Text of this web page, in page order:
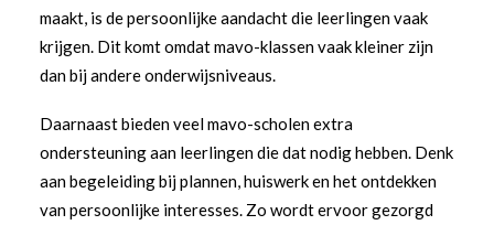
maakt, is de persoonlijke aandacht die leerlingen vaak
krijgen. Dit komt omdat mavo-klassen vaak kleiner zijn
dan bij andere onderwijsniveaus.
Daarnaast bieden veel mavo-scholen extra
ondersteuning aan leerlingen die dat nodig hebben. Denk
aan begeleiding bij plannen, huiswerk en het ontdekken
van persoonlijke interesses. Zo wordt ervoor gezorgd